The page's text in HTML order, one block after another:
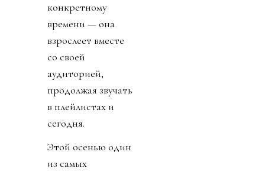
конкретному
времени — она
взрослеет вместе
со своей
аудиторией,
продолжая звучать
в плейлистах и
сегодня.
Этой осенью один
из самых